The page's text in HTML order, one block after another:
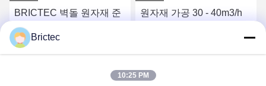
BRICTEC 벽돌 원자재 준
비 장비 부드러운 재료 분
쇄 산업 롤러 밀
최고의 가격을 얻으십시
원자재 가공 30 - 40m3/h
Brictec
10:25 PM